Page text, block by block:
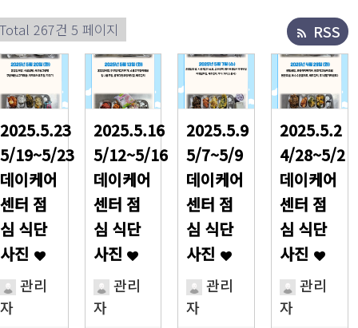
Total 267건 5 페이지 RSS
2025.5.23
5/19~5/23
데이케어
센터 점
심 식단
사진
관리
자
2025.5.16
5/12~5/16
데이케어
센터 점
심 식단
사진
관리
자
2025.5.9
5/7~5/9
데이케어
센터 점
심 식단
사진
관리
자
2025.5.2
4/28~5/2
데이케어
센터 점
심 식단
사진
관리
자